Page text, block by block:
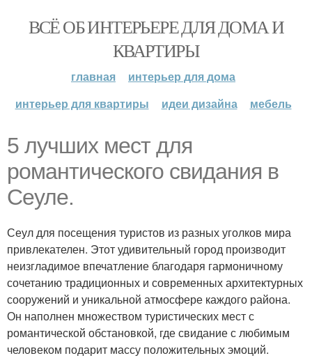
ВСЁ ОБ ИНТЕРЬЕРЕ ДЛЯ ДОМА И
КВАРТИРЫ
главная
интерьер для дома
интерьер для квартиры
идеи дизайна мебель
5 лучших мест для
романтического свидания в
Сеуле.
Сеул для посещения туристов из разных уголков мира
привлекателен. Этот удивительный город производит
неизгладимое впечатление благодаря гармоничному
сочетанию традиционных и современных архитектурных
сооружений и уникальной атмосфере каждого района.
Он наполнен множеством туристических мест с
романтической обстановкой, где свидание с любимым
человеком подарит массу положительных эмоций.